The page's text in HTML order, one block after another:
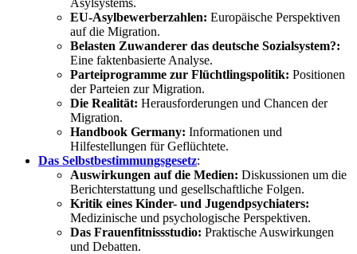
EU-Asylbewerberzahlen: Europäische Perspektiven
auf die Migration.
Belasten Zuwanderer das deutsche Sozialsystem?:
Eine faktenbasierte Analyse.
Parteiprogramme zur Flüchtlingspolitik: Positionen
der Parteien zur Migration.
Die Realität: Herausforderungen und Chancen der
Migration.
Handbook Germany: Informationen und
Hilfestellungen für Geflüchtete.
Das Selbstbestimmungsgesetz:
Auswirkungen auf die Medien: Diskussionen um die
Berichterstattung und gesellschaftliche Folgen.
Kritik eines Kinder- und Jugendpsychiaters:
Medizinische und psychologische Perspektiven.
Das Frauenfitnissstudio: Praktische Auswirkungen
und Debatten.